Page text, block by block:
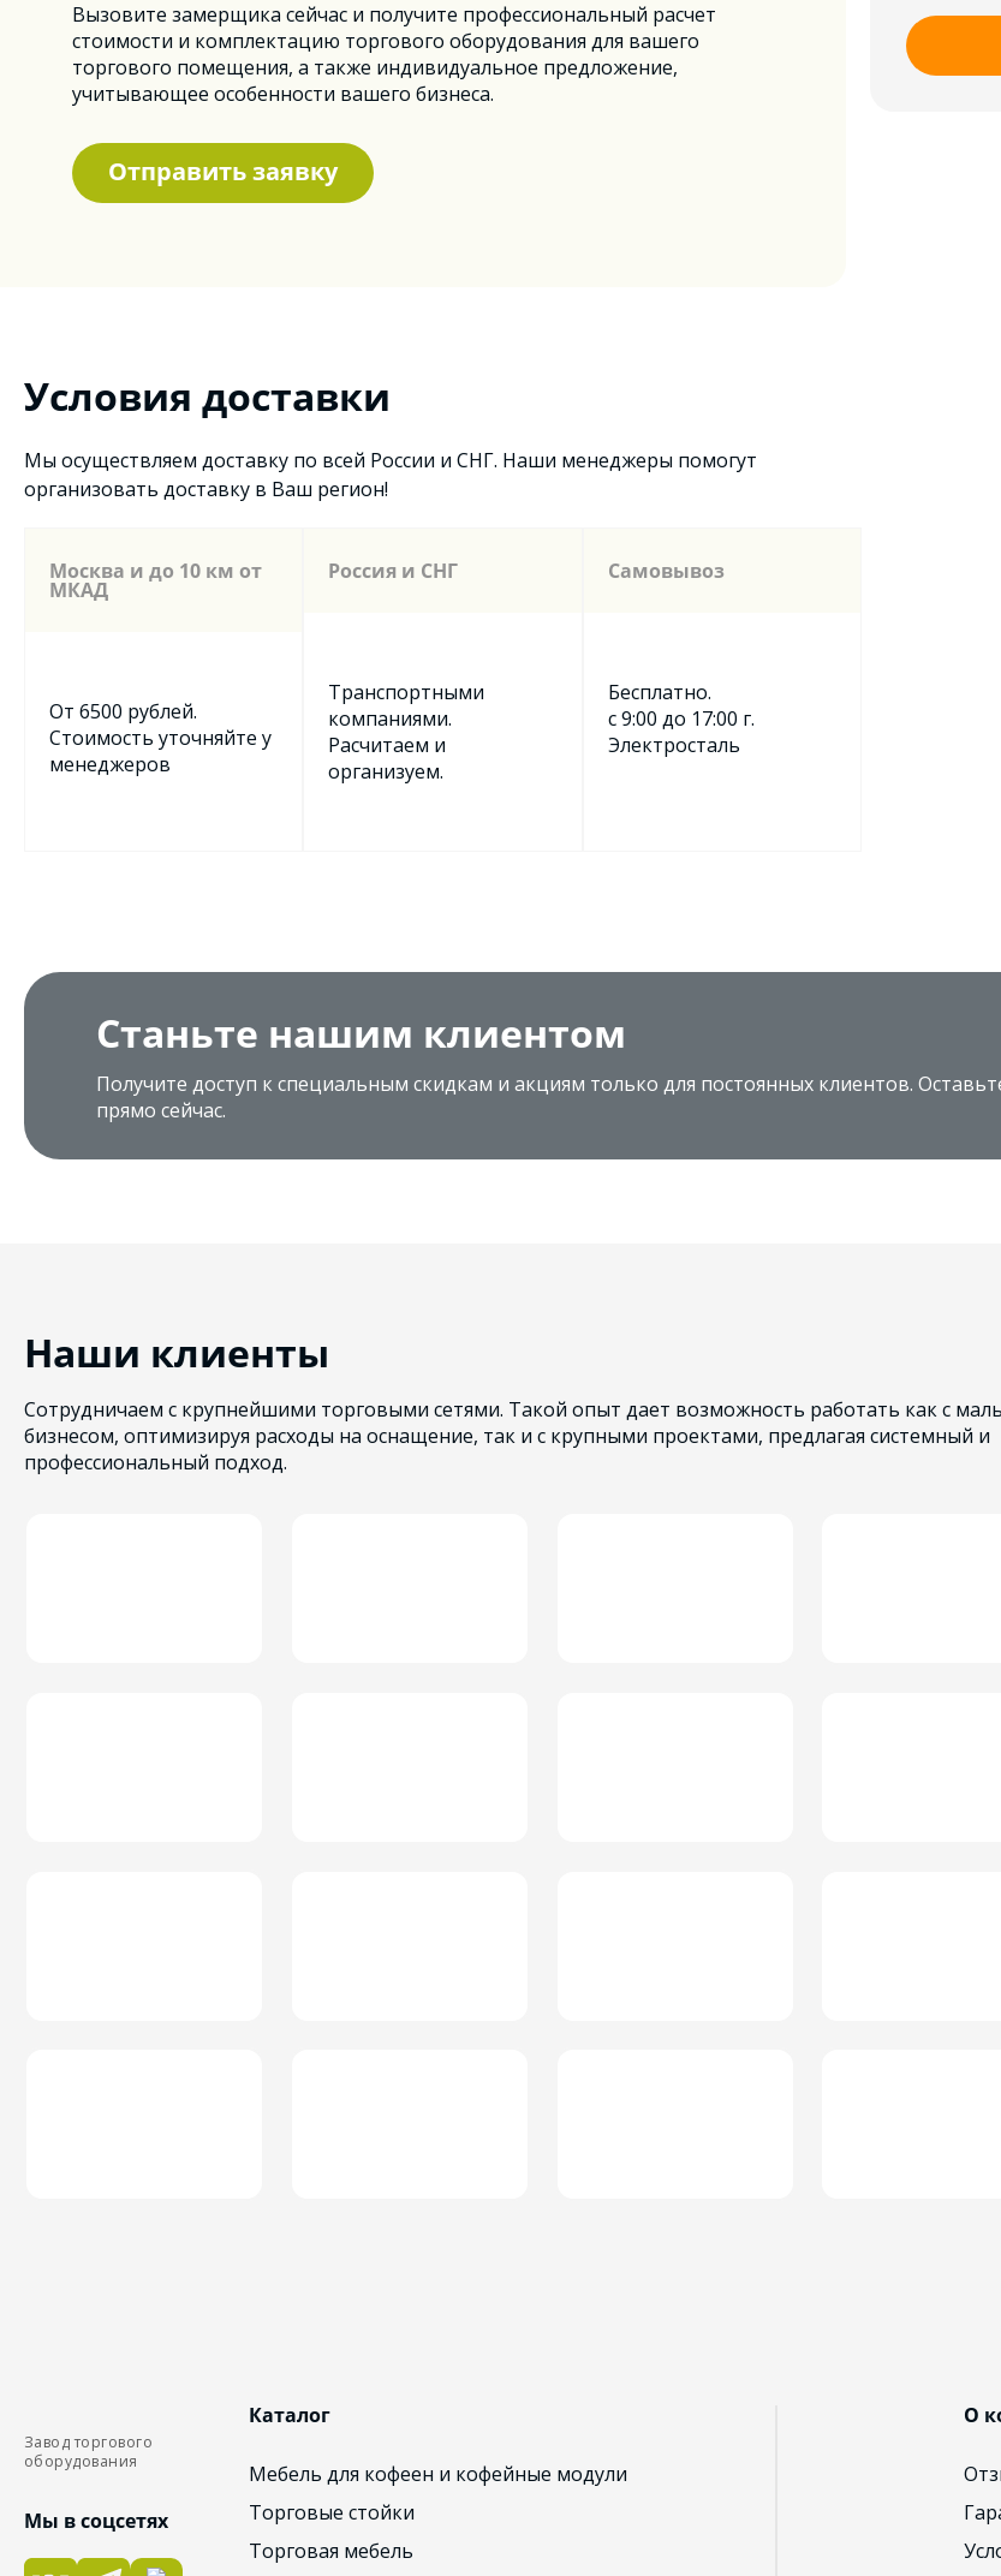
Вызовите замерщика сейчас и получите профессиональный расчет
стоимости и комплектацию торгового оборудования для вашего
торгового помещения, а также индивидуальное предложение,
учитывающее особенности вашего бизнеса.
Отправить заявку
Условия доставки
Мы осуществляем доставку по всей России и СНГ. Наши менеджеры помогут
организовать доставку в Ваш регион!
Москва и до 10 км от
МКАД
От 6500 рублей.
Стоимость уточняйте у
менеджеров
Россия и СНГ
Транспортными
компаниями.
Расчитаем и
организуем.
Самовывоз
Бесплатно.
с 9:00 до 17:00 г.
Электросталь
Станьте нашим клиентом
Получите доступ к специальным скидкам и акциям только для постоянных клиентов.
прямо сейчас.
Наши клиенты
Сотрудничаем с крупнейшими торговыми сетями. Такой опыт дает возможность работать как с
бизнесом, оптимизируя расходы на оснащение, так и с крупными проектами, предлагая системный и
профессиональный подход.
Завод торгового
оборудования
Мы в соцсетях
Каталог
Мебель для кофеен и кофейные модули
Торговые стойки
Торговая мебель
О